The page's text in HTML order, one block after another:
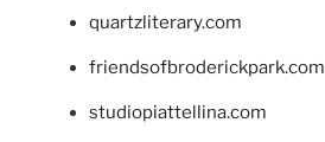
quartzliterary.com
friendsofbroderickpark.com
studiopiattellina.com